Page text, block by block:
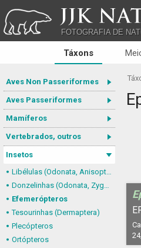
JJK
FOTOGRAFIA DE
Táxons
Aves Non Passeriformes
Aves Passeriformes
Mamíferos
Vertebrados, outros
Insetos
Libélulas (Odonata, Anisoptera)
Donzelinhas (Odonata, Zygoptera)
Efemerópteros
Tesourinhas (Dermaptera)
Plecópteros
Ortópteros